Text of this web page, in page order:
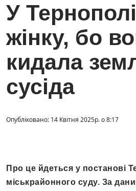
У
жінку, бо
кидала
сусіда
Опубліковано: 14 Квітня 2025р. о 8:17
Про це йдеться у постанові
міськрайонного суду. За